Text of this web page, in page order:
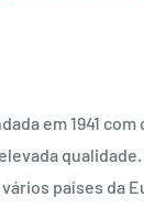
em 1941
países da